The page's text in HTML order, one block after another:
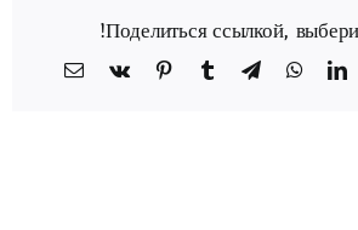
Поделиться ссылкой,
LinkedIn
WhatsApp
Telegram
Tumblr
Pinterest
Vk
כתובת